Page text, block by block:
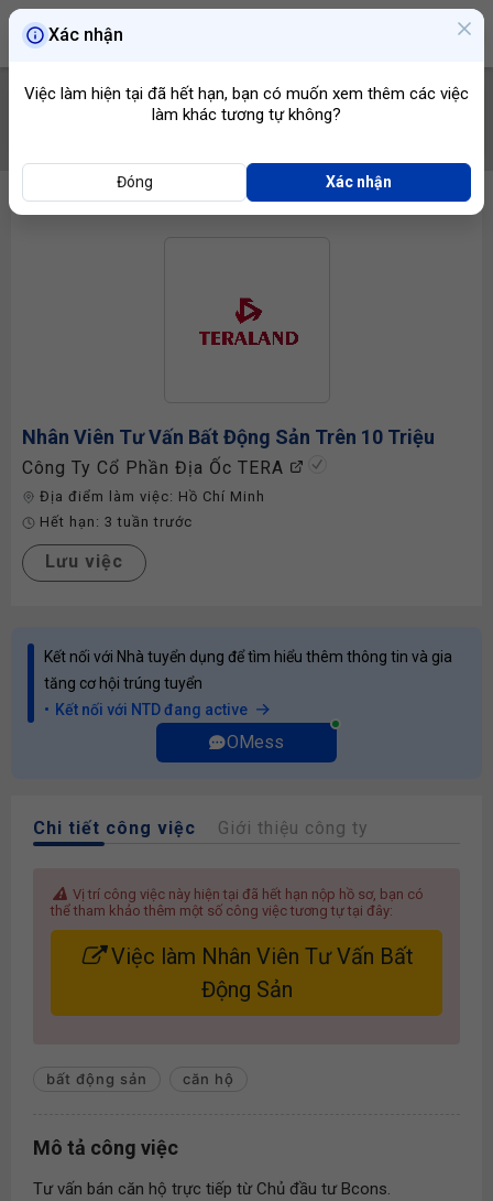
Nhân Viên Tư Vấn Bất Động Sản Trên 10 Triệu
Công Ty Cổ Phần Địa Ốc TERA
Địa điểm làm việc: Hồ Chí Minh
Hết hạn: 3 tuần trước
Lưu việc
Kết nối với Nhà tuyển dụng để tìm hiểu thêm thông tin và gia
tăng cơ hội trúng tuyển
Kết nối với NTD đang active
OMess
Chi tiết công việc Giới thiệu công ty
Vị trí công việc này hiện tại đã hết hạn nộp hồ sơ, bạn có
thể tham khảo thêm một số công việc tương tự tại đây:
Việc làm Nhân Viên Tư Vấn Bất
Động Sản
bất động sản căn hộ
Mô tả công việc
Tư vấn bán căn hộ trực tiếp từ Chủ đầu tư Bcons.
Xác nhận
Việc làm hiện tại đã hết hạn, bạn có muốn xem thêm các việc
làm khác tương tự không?
Đóng Xác nhận